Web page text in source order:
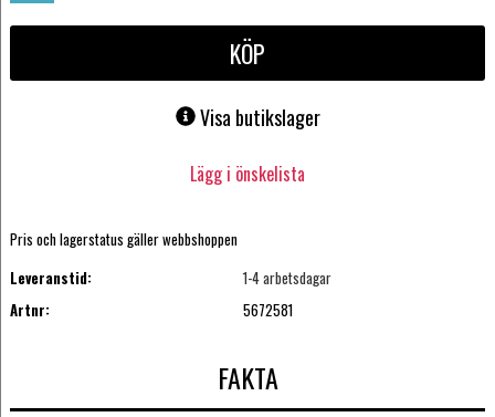
KÖP
Visa butikslager
Lägg i önskelista
Pris och lagerstatus gäller webbshoppen
Leveranstid:
1-4 arbetsdagar
Artnr:
5672581
FAKTA